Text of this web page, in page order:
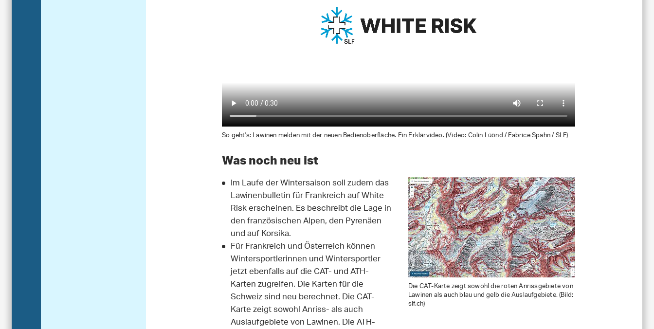
So geht's: Lawinen melden mit der neuen Bedienoberfläche. Ein Erklärvideo. (Video: Colin Lüönd / Fabrice Spahn / SLF)
Was noch neu ist
Die CAT-Karte zeigt sowohl die roten Anrissgebiete von
Lawinen als auch blau und gelb die Auslaufgebiete. (Bild:
slf.ch)
Im Laufe der Wintersaison soll zudem das
Lawinenbulletin für Frankreich auf White
Risk erscheinen. Es beschreibt die Lage in
den französischen Alpen, den Pyrenäen
und auf Korsika.
Für Frankreich und Österreich können
Wintersportlerinnen und Wintersportler
jetzt ebenfalls auf die CAT- und ATH-
Karten zugreifen. Die Karten für die
Schweiz sind neu berechnet. Die CAT-
Karte zeigt sowohl Anriss- als auch
Auslaufgebiete von Lawinen. Die ATH-